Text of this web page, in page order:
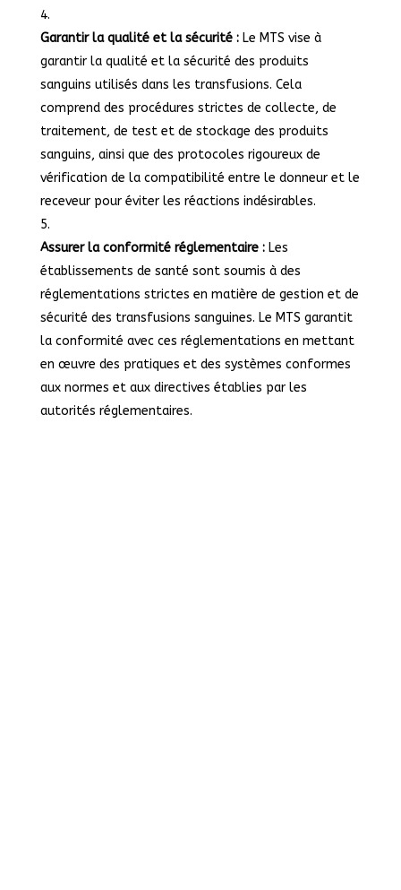
Garantir la qualité et la sécurité :Le MTS vise à
garantir la qualité et la sécurité des produits
sanguins utilisés dans les transfusions. Cela
comprend des procédures strictes de collecte, de
traitement, de test et de stockage des produits
sanguins, ainsi que des protocoles rigoureux de
vérification de la compatibilité entre le donneur et le
receveur pour éviter les réactions indésirables.
Assurer la conformité réglementaire :Les
établissements de santé sont soumis à des
réglementations strictes en matière de gestion et de
sécurité des transfusions sanguines. Le MTS garantit
la conformité avec ces réglementations en mettant
en œuvre des pratiques et des systèmes conformes
aux normes et aux directives établies par les
autorités réglementaires.